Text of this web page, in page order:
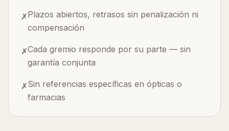
✗Plazos abiertos, retrasos sin penalización ni
compensación
✗Cada gremio responde por su parte — sin
garantía conjunta
✗Sin referencias específicas en ópticas o
farmacias